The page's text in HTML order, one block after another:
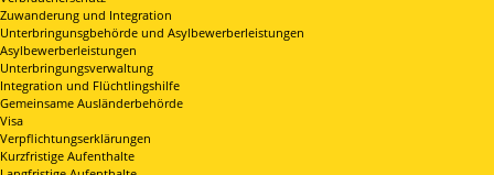
Zuwanderung und Integration
Unterbringunsgbehörde und Asylbewerberleistungen
Asylbewerberleistungen
Unterbringungsverwaltung
Integration und Flüchtlingshilfe
Gemeinsame Ausländerbehörde
Visa
Verpflichtungserklärungen
Kurzfristige Aufenthalte